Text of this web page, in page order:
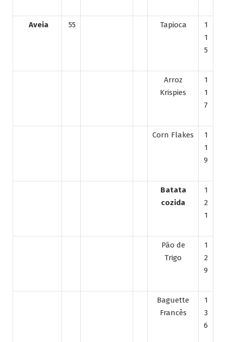
Aveia 55 Tapioca
1
1
5
Arroz
Krispies
1
1
7
Corn Flakes
1
1
9
Batata
cozida
1
2
1
Pão de
Trigo
1
2
9
Baguette
Francês
1
3
6